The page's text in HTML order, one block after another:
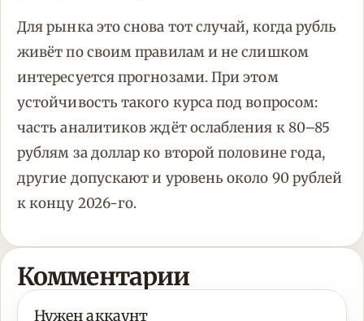
Для рынка это снова тот случай, когда рубль
живёт по своим правилам и не слишком
интересуется прогнозами. При этом
устойчивость такого курса под вопросом:
часть аналитиков ждёт ослабления к 80–85
рублям за доллар ко второй половине года,
другие допускают и уровень около 90 рублей
к концу 2026-го.
Комментарии
Нужен аккаунт